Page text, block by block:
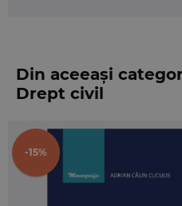
Din aceeași
Drept civil
-15%